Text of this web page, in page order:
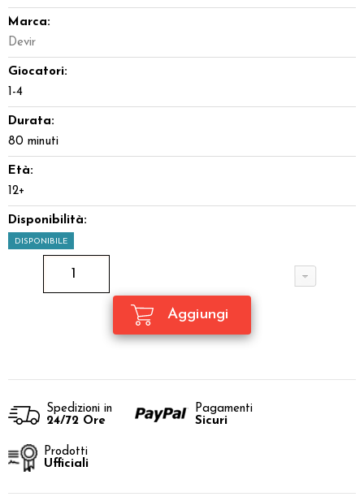
Marca:
Devir
Giocatori:
1-4
Durata:
80 minuti
Età:
12+
Disponibilità:
DISPONIBILE
Spedizioni in
24/72 Ore
Pagamenti
Sicuri
Prodotti
Ufficiali